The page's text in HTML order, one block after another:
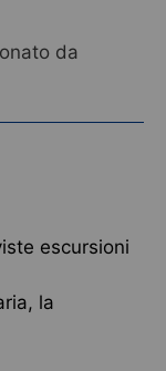
da
escursioni
la